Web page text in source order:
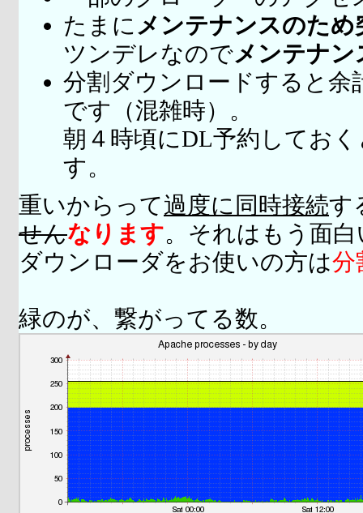
たまに メンテナンスのため
ツンデレなのでメンテナ
分割ダウンロードすると余
です（混雑時）。
朝４時頃にDL予約してお
す。
重いからって過度に同時接続す
せんなります。それはもう面
ダウンローダをお使いの方は分
緑のが、繋がってる数。